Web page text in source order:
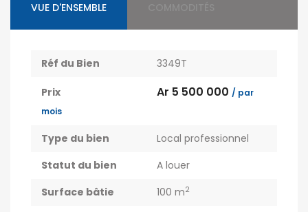
VUE D'ENSEMBLE
Réf du Bien 3349T
Prix Ar 5 500 000 / par
mois
Type du bien
Local professionnel
Statut du bien
A louer
Surface bâtie
100 m2